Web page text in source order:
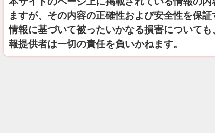
ますが、その内容の正確性および安全性を保
情報に基づいて被ったいかなる損害について
報提供者は一切の責任を負いかねます。